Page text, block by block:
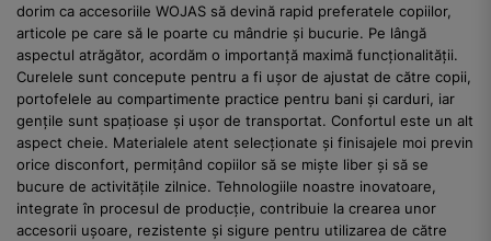
dorim ca accesoriile WOJAS să devină rapid preferatele copiilor,
articole pe care să le poarte cu mândrie și bucurie. Pe lângă
aspectul atrăgător, acordăm o importanță maximă funcționalității.
Curelele sunt concepute pentru a fi ușor de ajustat de către copii,
portofelele au compartimente practice pentru bani și carduri, iar
gențile sunt spațioase și ușor de transportat. Confortul este un alt
aspect cheie. Materialele atent selecționate și finisajele moi previn
orice disconfort, permițând copiilor să se miște liber și să se
bucure de activitățile zilnice. Tehnologiile noastre inovatoare,
integrate în procesul de producție, contribuie la crearea unor
accesorii ușoare, rezistente și sigure pentru utilizarea de către